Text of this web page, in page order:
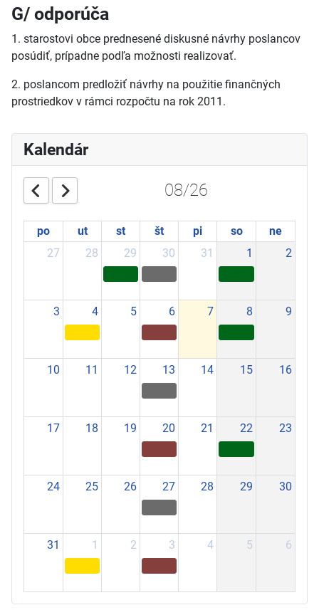
G/ odporúča
1. starostovi obce prednesené diskusné návrhy poslancov
posúdiť, prípadne podľa možnosti realizovať.
2. poslancom predložiť návrhy na použitie finančných
prostriedkov v rámci rozpočtu na rok 2011.
Kalendár
08/26
po ut st št pi so
ne
27
28 29 30 31 1 2
3 4 5 6 7 8 9
10 11 12 13 14 15 16
17 18 19 20 21 22 23
24 25 26 27 28 29 30
31 1 2 3 4 5 6